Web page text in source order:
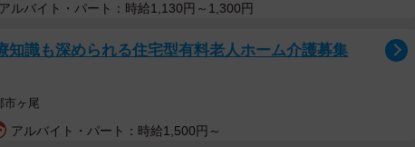
アルバイト・パート：時給1,130円～1,300円
知識も深められる住宅型有料老人ホーム介護募集
市ヶ尾
アルバイト・パート：時給1,500円～